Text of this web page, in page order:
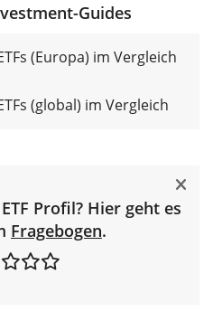
Guides
(Europa) im Vergleich
(global) im Vergleich
Profil? Hier geht es
Fragebogen.